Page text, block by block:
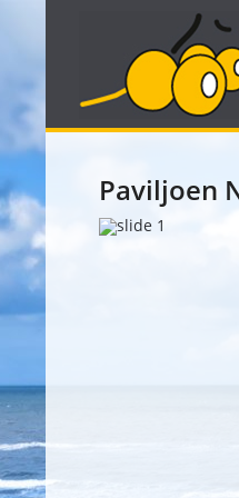
Paviljoen